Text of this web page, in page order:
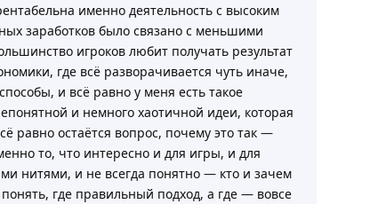
именно деятельность с высоким
заработков было связано с меньшими
игроков любит получать результат
где всё разворачивается чуть иначе,
и всё равно у меня есть такое
и немного хаотичной идеи, которая
равно остаётся вопрос, почему это так —
то, что интересно и для игры, и для
нитями, и не всегда понятно — кто и зачем
где правильный подход, а где — вовсе